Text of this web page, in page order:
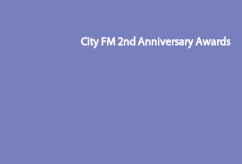
City FM 2nd Anniversary Awards